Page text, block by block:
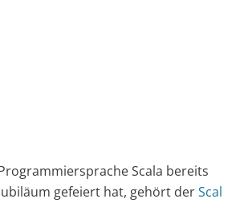
Scala bereits
gefeiert hat, gehört derScal